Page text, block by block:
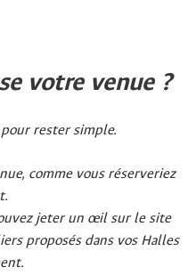
votre venue ?
rester simple.
comme vous réserveriez
jeter un œil sur le site
proposés dans vos Halles